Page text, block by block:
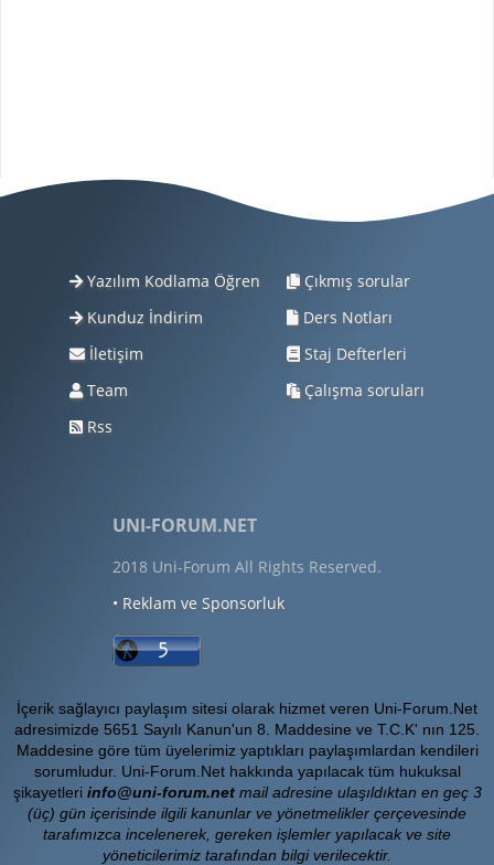
Yazılım Kodlama Öğren
Kunduz İndirim
İletişim
Team
Rss
Çıkmış sorular
Ders Notları
Staj Defterleri
Çalışma soruları
UNI-FORUM.NET
2018 Uni-Forum All Rights Reserved.
• Reklam ve Sponsorluk
İçerik sağlayıcı paylaşım sitesi olarak hizmet veren Uni-Forum.Net
adresimizde 5651 Sayılı Kanun'un 8. Maddesine ve T.C.K' nın 125.
Maddesine göre tüm üyelerimiz yaptıkları paylaşımlardan kendileri
sorumludur. Uni-Forum.Net hakkında yapılacak tüm hukuksal
şikayetleri info@uni-forum.netmail adresine ulaşıldıktan en geç 3
(üç) gün içerisinde ilgili kanunlar ve yönetmelikler çerçevesinde
tarafımızca incelenerek, gereken işlemler yapılacak ve site
yöneticilerimiz tarafından bilgi verilecektir.